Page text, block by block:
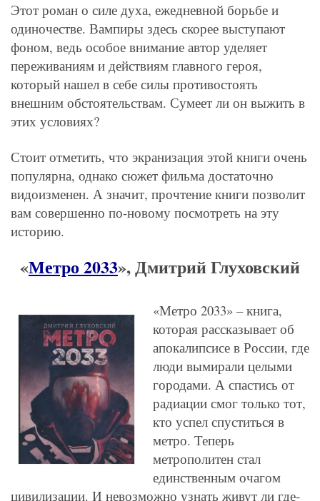
Этот роман о силе духа, ежедневной борьбе и
одиночестве. Вампиры здесь скорее выступают
фоном, ведь особое внимание автор уделяет
переживаниям и действиям главного героя,
который нашел в себе силы противостоять
внешним обстоятельствам. Сумеет ли он выжить в
этих условиях?
Стоит отметить, что экранизация этой книги очень
популярна, однако сюжет фильма достаточно
видоизменен. А значит, прочтение книги позволит
вам совершенно по-новому посмотреть на эту
историю.
«Метро 2033», Дмитрий Глуховский
«Метро 2033» – книга,
которая рассказывает об
апокалипсисе в России, где
люди вымирали целыми
городами. А спастись от
радиации смог только тот,
кто успел спуститься в
метро. Теперь
метрополитен стал
единственным очагом
цивилизации. И невозможно узнать живут ли где-